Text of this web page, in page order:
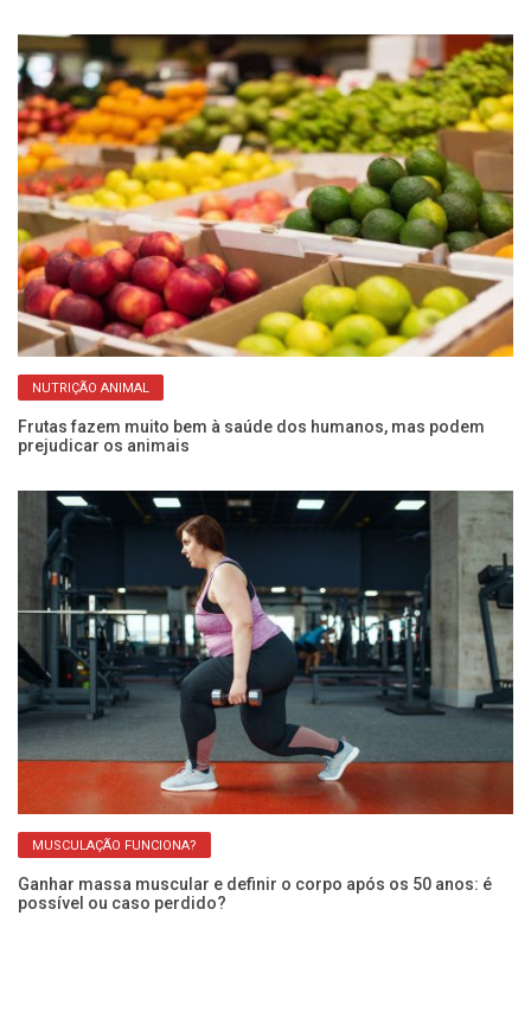
NUTRIÇÃO ANIMAL
Frutas fazem muito bem à saúde dos humanos, mas podem
prejudicar os animais
MUSCULAÇÃO FUNCIONA?
Ganhar massa muscular e definir o corpo após os 50 anos: é
possível ou caso perdido?